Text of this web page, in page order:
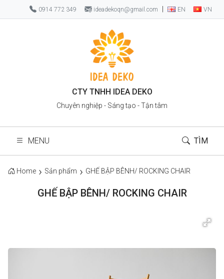
0914 772 349 ideadekoqn@gmail.com EN VN
CTY TNHH IDEA DEKO
Chuyên nghiệp - Sáng tạo - Tận tâm
MENU TÌM
Home Sản phẩm GHẾ BẬP BÊNH/ ROCKING CHAIR
GHẾ BẬP BÊNH/ ROCKING CHAIR